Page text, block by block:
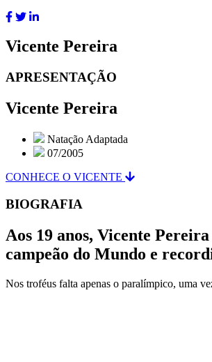
Vicente Pereira
APRESENTAÇÃO
Vicente Pereira
Natação Adaptada
07/2005
CONHECE O VICENTE
BIOGRAFIA
Aos 19 anos, Vicente
campeão do Mundo e
Nos troféus falta apenas o paralímpico, uma